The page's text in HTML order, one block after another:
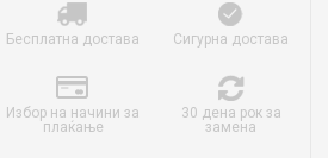
Бесплатна достава Сигурна достава
Избор на начини за
плаќање
30 дена рок за
замена